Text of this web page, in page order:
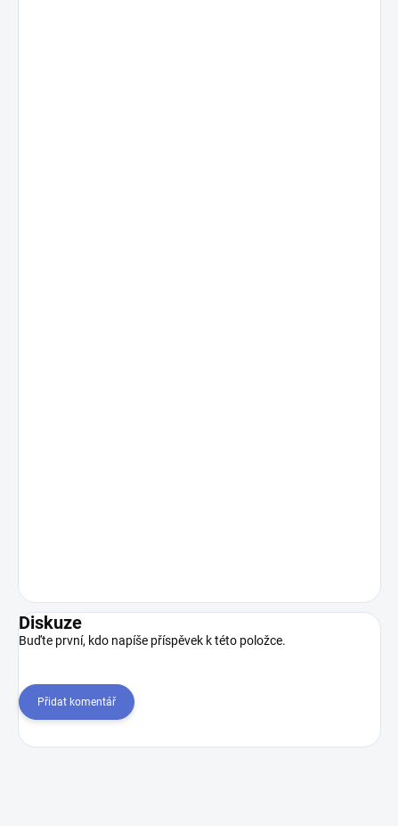
Diskuze
Buďte první, kdo napíše příspěvek k této položce.
Přidat komentář